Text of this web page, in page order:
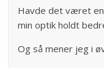
Havde det været
min optik holdt
Og så mener jeg i